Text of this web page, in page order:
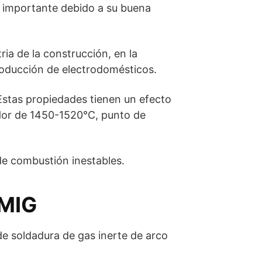
debido a su buena
de la construcción, en la
de electrodomésticos.
propiedades tienen un efecto
de 1450-1520°C, punto de
combustión inestables.
soldadura de gas inerte de arco